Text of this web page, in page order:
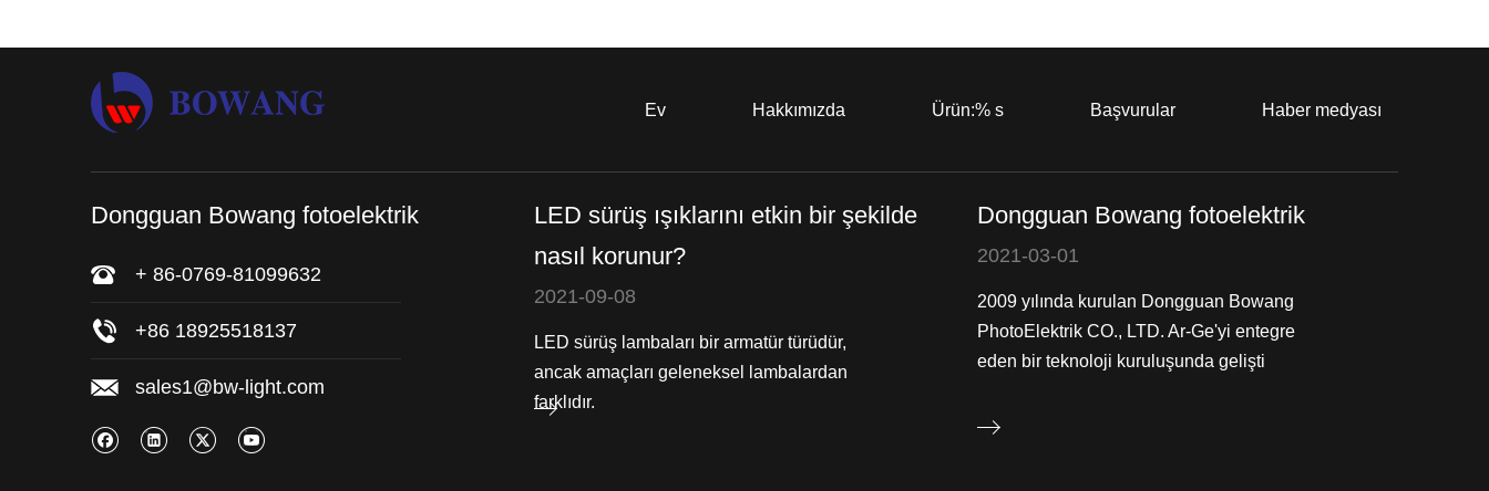
Ev Hakkımızda Ürün:% s Başvurular Haber medyası
Dongguan Bowang fotoelektrik
+ 86-0769-81099632
+86 18925518137
sales1@bw-light.com
LED sürüş ışıklarını etkin bir şekilde
nasıl korunur?
2021-09-08
LED sürüş lambaları bir armatür türüdür,
ancak amaçları geleneksel lambalardan
farklıdır.
Dongguan Bowang fotoelektrik
2021-03-01
2009 yılında kurulan Dongguan Bowang
PhotoElektrik CO., LTD. Ar-Ge'yi entegre
eden bir teknoloji kuruluşunda gelişti